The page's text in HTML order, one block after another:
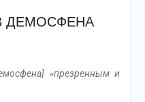
ДЕМОСФЕНА
«презренным и